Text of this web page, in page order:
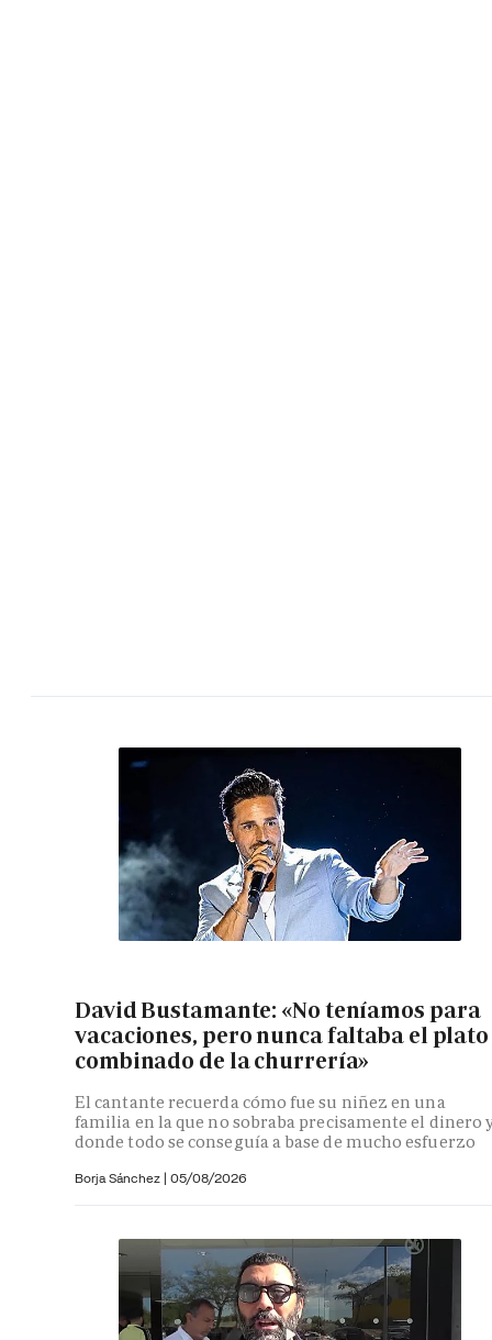
David Bustamante: «No teníamos para
vacaciones, pero nunca faltaba el plato
combinado de la churrería»
El cantante recuerda cómo fue su niñez en una
familia en la que no sobraba precisamente el dinero
donde todo se conseguía a base de mucho esfuerzo
Borja Sánchez | 05/08/2026